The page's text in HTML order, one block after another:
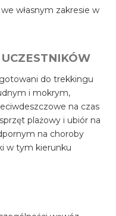
własnym zakresie w
do trekkingu
i mokrym,
na czas
plażowy i ubiór na
na choroby
w tym kierunku